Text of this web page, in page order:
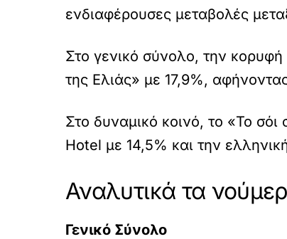
ενδιαφέρουσες μεταβολές
Στο γενικό σύνολο, την
της Ελιάς» με 17,9%,
Στο δυναμικό κοινό, το «Το
Hotel με 14,5% και την
Αναλυτικά τα
Γενικό Σύνολο